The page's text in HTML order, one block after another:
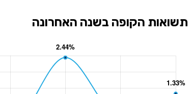
תשואות הקופה בשנה האחרונה